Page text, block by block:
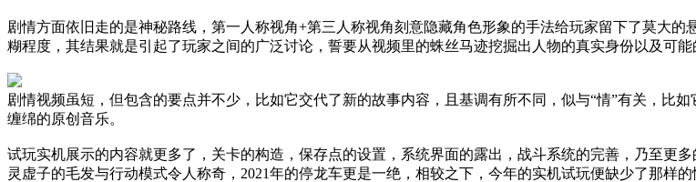
剧情方面依旧走的是神秘路线，第一人称视角+第三人称视角刻意隐藏角色形象的手法给玩家留下了莫大
糊程度，其结果就是引起了玩家之间的广泛讨论，誓要从视频里的蛛丝马迹挖掘出人物的真实身份以及可能
剧情视频虽短，但包含的要点并不少，比如它交代了新的故事内容，且基调有所不同，似与“情”有关，比
缠绵的原创音乐。
试玩实机展示的内容就更多了，关卡的构造，保存点的设置，系统界面的露出，战斗系统的完善，乃至更
灵虚子的毛发与行动模式令人称奇，2021年的停龙车更是一绝，相较之下，今年的实机试玩便缺少了那样的